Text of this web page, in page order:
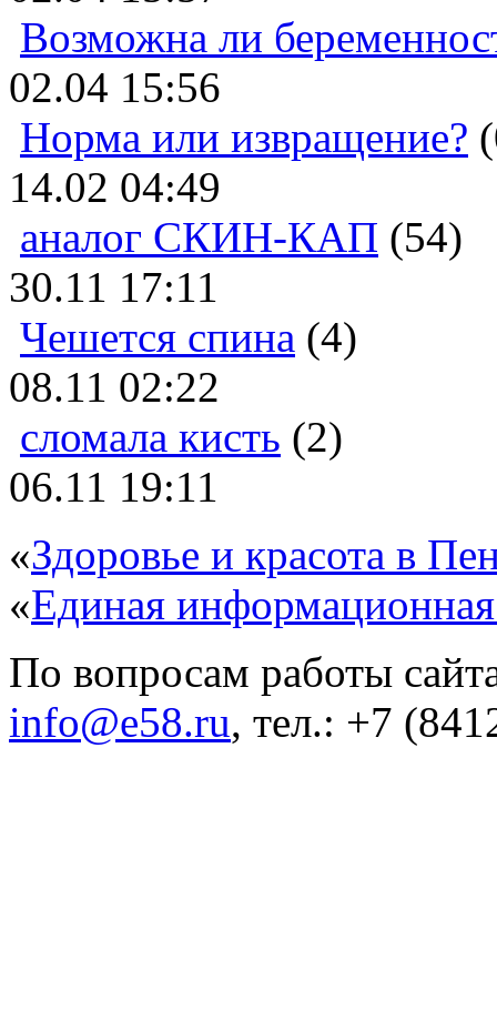
Возможна ли
02.04 15:56
Норма или извращение?
14.02 04:49
аналог СКИН-КАП (54)
30.11 17:11
Чешется спина (4)
08.11 02:22
сломала кисть (2)
06.11 19:11
«Здоровье и красота в
«Единая
По вопросам работы
info@e58.ru, тел.: +7